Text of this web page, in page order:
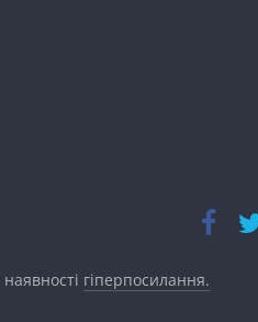
гіперпосилання.